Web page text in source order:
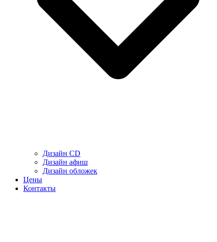
Дизайн CD
Дизайн афиш
Дизайн обложек
Цены
Контакты